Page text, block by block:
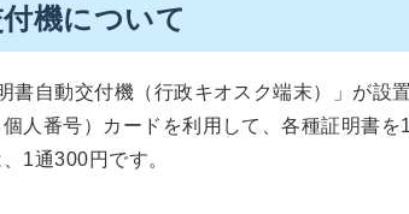
機について
書自動交付機（行政キオスク端末）」が設
人番号）カードを利用して、各種証明書を
1通300円です。